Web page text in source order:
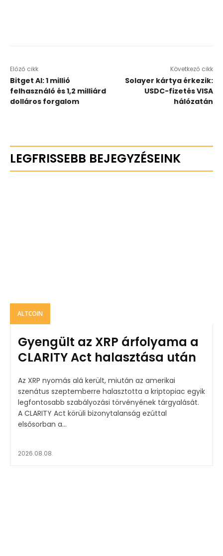
Előző cikk
Bitget AI: 1 millió
felhasználó és 1,2 milliárd
dolláros forgalom
Következő cikk
Solayer kártya érkezik:
USDC-fizetés VISA
hálózatán
LEGFRISSEBB BEJEGYZÉSEINK
ALTCOIN
Gyengült az XRP árfolyama a
CLARITY Act halasztása után
Az XRP nyomás alá került, miután az amerikai
szenátus szeptemberre halasztotta a kriptopiac egyik
legfontosabb szabályozási törvényének tárgyalását.
A CLARITY Act körüli bizonytalanság ezúttal
elsősorban a...
2026.08.08.